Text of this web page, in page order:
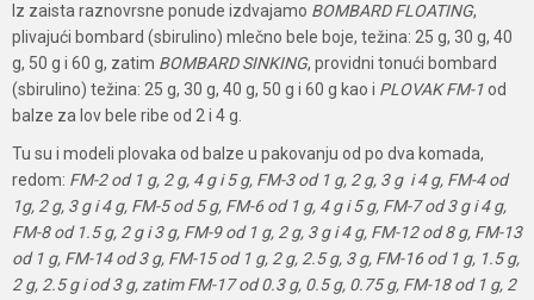
Iz zaista raznovrsne ponude izdvajamo BOMBARD FLOATING,
plivajući bombard (sbirulino) mlečno bele boje, težina: 25 g, 30 g, 40
g, 50 g i 60 g, zatim BOMBARD SINKING, providni tonući bombard
(sbirulino) težina: 25 g, 30 g, 40 g, 50 g i 60 g kao i PLOVAK FM-1od
balze za lov bele ribe od 2 i 4 g.
Tu su i modeli plovaka od balze u pakovanju od po dva komada,
redom: FM-2 od 1 g, 2 g, 4 g i 5 g, FM-3 od 1 g, 2 g, 3 g i 4 g, FM-4 od
1g, 2 g, 3 g i 4 g, FM-5 od 5 g, FM-6 od 1 g, 4 g i 5 g, FM-7 od 3 g i 4 g,
FM-8 od 1.5 g, 2 g i 3 g, FM-9 od 1 g, 2 g, 3 g i 4 g, FM-12 od 8 g, FM-13
od 1 g, FM-14 od 3 g, FM-15 od 1 g, 2 g, 2.5 g, 3 g, FM-16 od 1 g, 1.5 g,
2 g, 2.5 g i od 3 g, zatim FM-17 od 0.3 g, 0.5 g, 0.75 g, FM-18 od 1 g, 2